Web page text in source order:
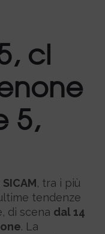
ci
5,
SICAM, tra i più
tendenze
di scena dal 14
. La